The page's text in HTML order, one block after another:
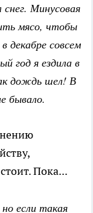
Минусовая
мясо, чтобы
декабре совсем
год я ездила в
дождь шел! В
бывало.
Пока...
если такая